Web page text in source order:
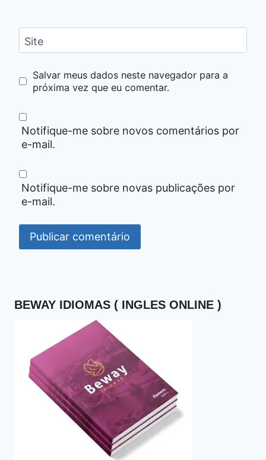
Site
Salvar meus dados neste navegador para a
próxima vez que eu comentar.
Notifique-me sobre novos comentários por
e-mail.
Notifique-me sobre novas publicações por
e-mail.
BEWAY IDIOMAS ( INGLES ONLINE )